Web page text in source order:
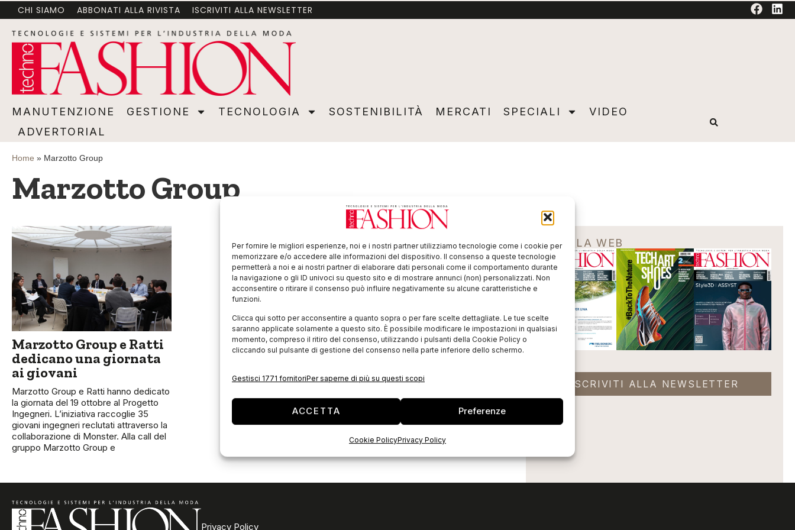
Per fornire le migliori esperienze, noi e i nostri partner utilizziamo tecnologie come i cookie per
memorizzare e/o accedere alle informazioni del dispositivo. Il consenso a queste tecnologie
permetterà a noi e ai nostri partner di elaborare dati personali come il comportamento durante
la navigazione o gli ID univoci su questo sito e di mostrare annunci (non) personalizzati. Non
acconsentire o ritirare il consenso può influire negativamente su alcune caratteristiche e
funzioni.
Clicca qui sotto per acconsentire a quanto sopra o per fare scelte dettagliate. Le tue scelte
saranno applicate solamente a questo sito. È possibile modificare le impostazioni in qualsiasi
momento, compreso il ritiro del consenso, utilizzando i pulsanti della Cookie Policy o
cliccando sul pulsante di gestione del consenso nella parte inferiore dello schermo.
Gestisci 1771 fornitoriPer saperne di più su questi scopi
ACCETTA Preferenze
Cookie PolicyPrivacy Policy
MANUTENZIONE GESTIONE TECNOLOGIA SOSTENIBILITÀ MERCATI SPECIALI VIDEO ADVERTORIAL
CHI SIAMO ABBONATI ALLA RIVISTA ISCRIVITI ALLA NEWSLETTER
MANUTENZIONE GESTIONE TECNOLOGIA SOSTENIBILITÀ MERCATI SPECIALI
VIDEO
ADVERTORIAL
Home » Marzotto Group
Marzotto Group
Marzotto Group e Ratti
dedicano una giornata
ai giovani
Marzotto Group e Ratti hanno dedicato
la giornata del 19 ottobre al Progetto
Ingegneri. L’iniziativa raccoglie 35
giovani ingegneri reclutati attraverso la
collaborazione di Monster. Alla call del
gruppo Marzotto Group e
EDICOLA WEB
ISCRIVITI ALLA NEWSLETTER
Privacy Policy